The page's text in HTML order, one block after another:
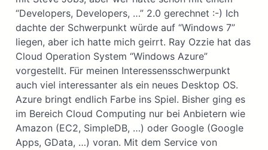
“Developers, Developers, …” 2.0 gerechnet :-) Ich
dachte der Schwerpunkt würde auf “Windows 7”
liegen, aber ich hatte mich geirrt. Ray Ozzie hat das
Cloud Operation System “Windows Azure”
vorgestellt. Für meinen Interessensschwerpunkt
auch viel interessanter als ein neues Desktop OS.
Azure bringt endlich Farbe ins Spiel. Bisher ging es
im Bereich Cloud Computing nur bei Anbietern wie
Amazon (EC2, SimpleDB, …) oder Google (Google
Apps, GData, …) voran. Mit dem Service von